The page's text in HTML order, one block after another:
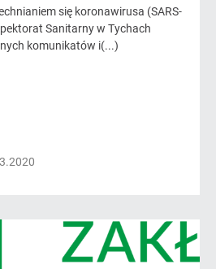
się koronawirusa (SARS-
Sanitarny w Tychach
komunikatów i(...)